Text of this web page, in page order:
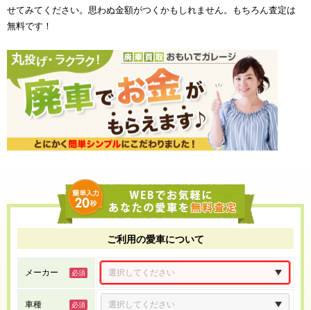
せてみてください。思わぬ金額がつくかもしれません。もちろん査定は
無料です！
ご利用の愛車について
メーカー
車種